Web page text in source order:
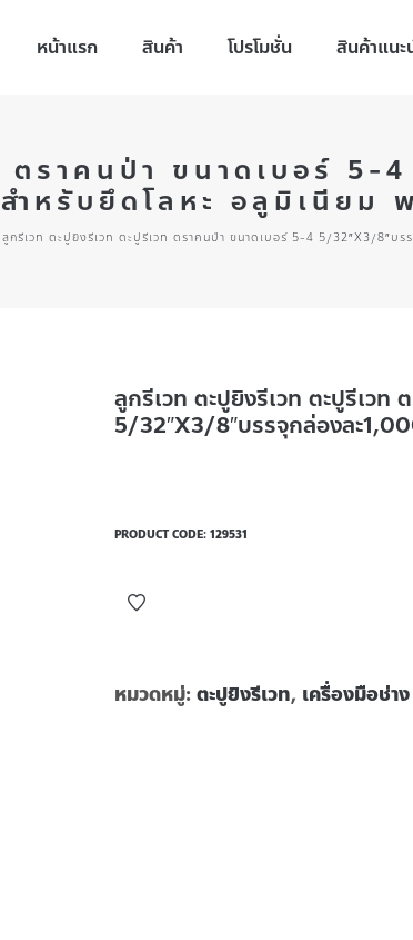
หน้าแรก สินค้า โปรโมชั่น สินค้าแนะ
ตราคนป่า ขนาดเบอร์ 5-
ำหรับยึดโลหะ อลูมิเนียม
ลูกรีเวท ตะปูยิงรีเวท ตะปูรีเวท ตราคนป่า ขนาดเบอร์ 5-4 5/32″X3/8″บ
ลูกรีเวท ตะปูยิงรีเวท ตะปูรีเวท
5/32″X3/8″บรรจุกล่องละ
PRODUCT CODE: 129531
หมวดหมู่: ตะปูยิงรีเวท, เครื่องมือช่า